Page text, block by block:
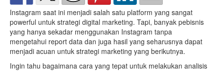
Instagram saat ini menjadi salah satu platform yang sangat
powerful untuk strategi digital marketing. Tapi, banyak pebisnis
yang hanya sekadar menggunakan Instagram tanpa
mengetahui report data dan juga hasil yang seharusnya dapat
menjadi acuan untuk strategi marketing yang berikutnya.
Ingin tahu bagaimana cara yang tepat untuk melakukan analisis